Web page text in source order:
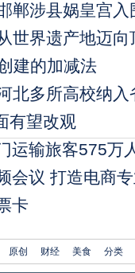
郸涉县娲皇宫
世界遗产地迈
建的加减法
北多所高校纳
有望改观
运输旅客575万
会议 打造电商
卡
原创 财经 美食 分类